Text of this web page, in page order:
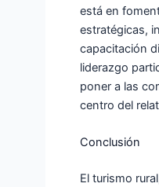
está en
estratégicas,
capacitación
liderazgo
poner a las
centro del
Conclusión
El turismo